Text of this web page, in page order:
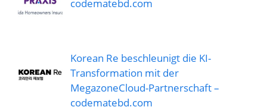
codematebd.com
Korean Re beschleunigt die KI-
Transformation mit der
MegazoneCloud-Partnerschaft –
codematebd.com